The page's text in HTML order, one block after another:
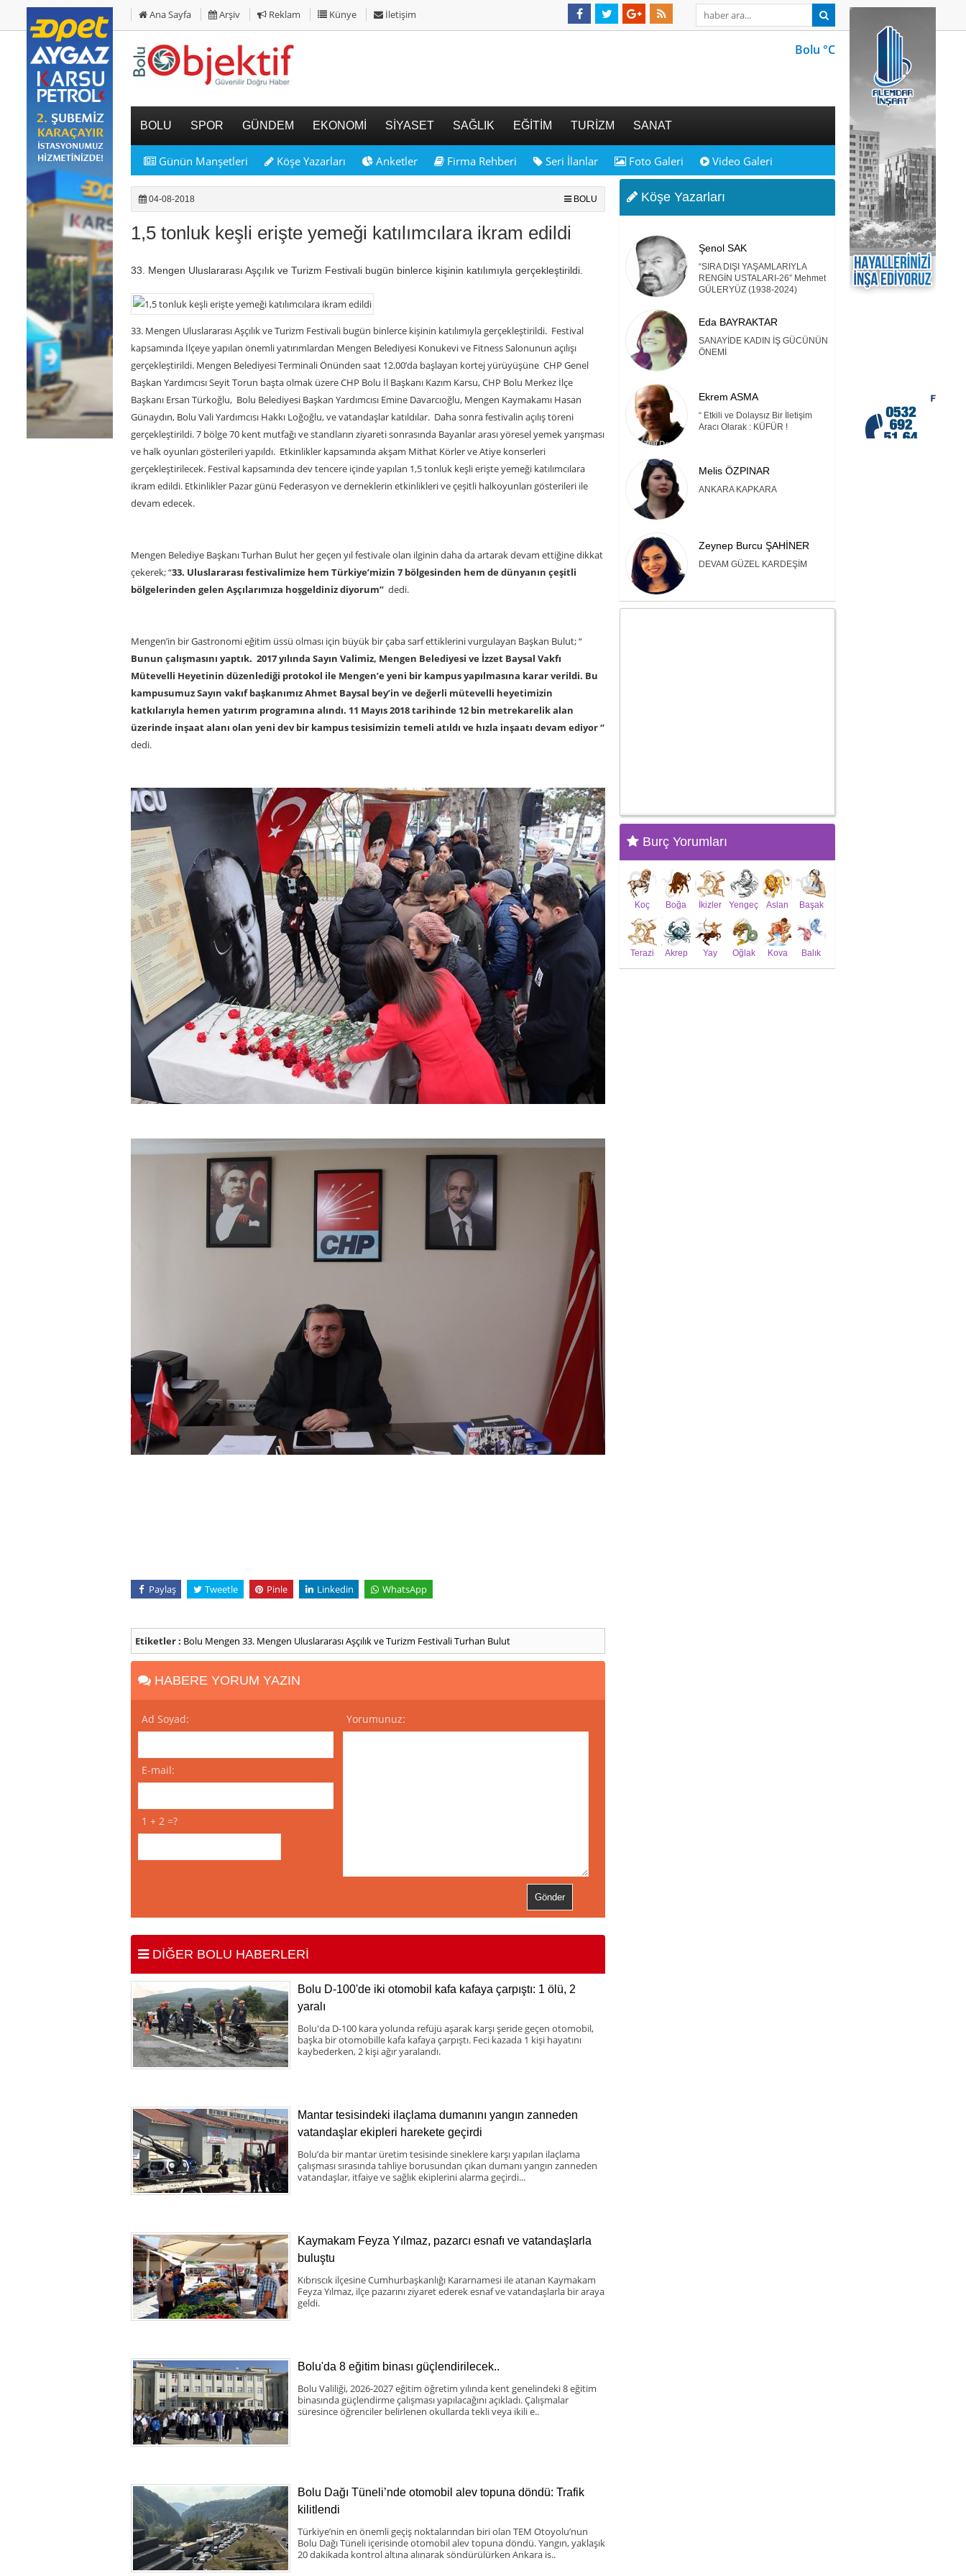
Ana Sayfa Arşiv Reklam Künye İletişim
Bolu °C
BOLU SPOR GÜNDEM EKONOMİ SİYASET SAĞLIK EĞİTİM TURİZM SANAT
Günün Manşetleri Köşe Yazarları Anketler Firma Rehberi Seri İlanlar Foto Galeri Video Galeri
04-08-2018 BOLU
1,5 tonluk keşli erişte yemeği katılımcılara ikram edildi
33. Mengen Uluslararası Aşçılık ve Turizm Festivali bugün binlerce kişinin katılımıyla gerçekleştirildi.
33. Mengen Uluslararası Aşçılık ve Turizm Festivali bugün binlerce kişinin katılımıyla gerçekleştirildi. Festival
kapsamında İlçeye yapılan önemli yatırımlardan Mengen Belediyesi Konukevi ve Fitness Salonunun açılışı
gerçekleştirildi. Mengen Belediyesi Terminali Önünden saat 12.00’da başlayan kortej yürüyüşüne CHP Genel
Başkan Yardımcısı Seyit Torun başta olmak üzere CHP Bolu İl Başkanı Kazım Karsu, CHP Bolu Merkez İlçe
Başkanı Ersan Türkoğlu, Bolu Belediyesi Başkan Yardımcısı Emine Davarcıoğlu, Mengen Kaymakamı Hasan
Günaydın, Bolu Vali Yardımcısı Hakkı Loğoğlu, ve vatandaşlar katıldılar. Daha sonra festivalin açılış töreni
gerçekleştirildi. 7 bölge 70 kent mutfağı ve standların ziyareti sonrasında Bayanlar arası yöresel yemek yarışması
ve halk oyunları gösterileri yapıldı. Etkinlikler kapsamında akşam Mithat Körler ve Atiye konserleri
gerçekleştirilecek. Festival kapsamında dev tencere içinde yapılan 1,5 tonluk keşli erişte yemeği katılımcılara
ikram edildi. Etkinlikler Pazar günü Federasyon ve derneklerin etkinlikleri ve çeşitli halkoyunları gösterileri ile
devam edecek.
Mengen Belediye Başkanı Turhan Bulut her geçen yıl festivale olan ilginin daha da artarak devam ettiğine dikkat
çekerek; “33. Uluslararası festivalimize hem Türkiye’mizin 7 bölgesinden hem de dünyanın çeşitli
bölgelerinden gelen Aşçılarımıza hoşgeldiniz diyorum” dedi.
Mengen’in bir Gastronomi eğitim üssü olması için büyük bir çaba sarf ettiklerini vurgulayan Başkan Bulut; “
Bunun çalışmasını yaptık. 2017 yılında Sayın Valimiz, Mengen Belediyesi ve İzzet Baysal Vakfı
Mütevelli Heyetinin düzenlediği protokol ile Mengen’e yeni bir kampus yapılmasına karar verildi. Bu
kampusumuz Sayın vakıf başkanımız Ahmet Baysal bey’in ve değerli mütevelli heyetimizin
katkılarıyla hemen yatırım programına alındı. 11 Mayıs 2018 tarihinde 12 bin metrekarelik alan
üzerinde inşaat alanı olan yeni dev bir kampus tesisimizin temeli atıldı ve hızla inşaatı devam ediyor “
dedi.
Paylaş Tweetle Pinle Linkedin WhatsApp
Etiketler : Bolu Mengen 33. Mengen Uluslararası Aşçılık ve Turizm FestivaliTurhan Bulut
HABERE YORUM YAZIN
Ad Soyad:
E-mail:
1 + 2 =?
Yorumunuz:
DİĞER BOLU HABERLERİ
Bolu D-100'de iki otomobil kafa kafaya çarpıştı: 1 ölü, 2
yaralı
Bolu'da D-100 kara yolunda refüjü aşarak karşı şeride geçen otomobil,
başka bir otomobille kafa kafaya çarpıştı. Feci kazada 1 kişi hayatını
kaybederken, 2 kişi ağır yaralandı.
Mantar tesisindeki ilaçlama dumanını yangın zanneden
vatandaşlar ekipleri harekete geçirdi
Bolu’da bir mantar üretim tesisinde sineklere karşı yapılan ilaçlama
çalışması sırasında tahliye borusundan çıkan dumanı yangın zanneden
vatandaşlar, itfaiye ve sağlık ekiplerini alarma geçirdi...
Kaymakam Feyza Yılmaz, pazarcı esnafı ve vatandaşlarla
buluştu
Kıbrıscık ilçesine Cumhurbaşkanlığı Kararnamesi ile atanan Kaymakam
Feyza Yılmaz, ilçe pazarını ziyaret ederek esnaf ve vatandaşlarla bir araya
geldi.
Bolu'da 8 eğitim binası güçlendirilecek..
Bolu Valiliği, 2026-2027 eğitim öğretim yılında kent genelindeki 8 eğitim
binasında güçlendirme çalışması yapılacağını açıkladı. Çalışmalar
süresince öğrenciler belirlenen okullarda tekli veya ikili e..
Bolu Dağı Tüneli’nde otomobil alev topuna döndü: Trafik
kilitlendi
Türkiye’nin en önemli geçiş noktalarından biri olan TEM Otoyolu’nun
Bolu Dağı Tüneli içerisinde otomobil alev topuna döndü. Yangın, yaklaşık
20 dakikada kontrol altına alınarak söndürülürken Ankara is..
Köşe Yazarları
Şenol SAK
“SIRA DIŞI YAŞAMLARIYLA
RENGİN USTALARI-26” Mehmet
GÜLERYÜZ (1938-2024)
Eda BAYRAKTAR
SANAYİDE KADIN İŞ GÜCÜNÜN
ÖNEMİ
Ekrem ASMA
“ Etkili ve Dolaysız Bir İletişim
Aracı Olarak : KÜFÜR !
Melis ÖZPINAR
ANKARA KAPKARA
Zeynep Burcu ŞAHİNER
DEVAM GÜZEL KARDEŞİM
Burç Yorumları
Koç Boğa İkizler Yengeç Aslan Başak
Terazi Akrep Yay Oğlak Kova Balık